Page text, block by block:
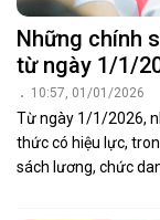
Những chính
từ ngày 1/1/
10:57, 01/01/2026
Từ ngày 1/1/2026,
thức có hiệu lực,
sách lương, chức